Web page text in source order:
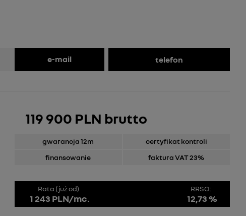
e-mail telefon
119 900 PLN brutto
gwarancja 12m
certyfikat kontroli
finansowanie
faktura VAT 23%
Rata (już od)
1 243 PLN/mc.
RRSO:
12,73 %